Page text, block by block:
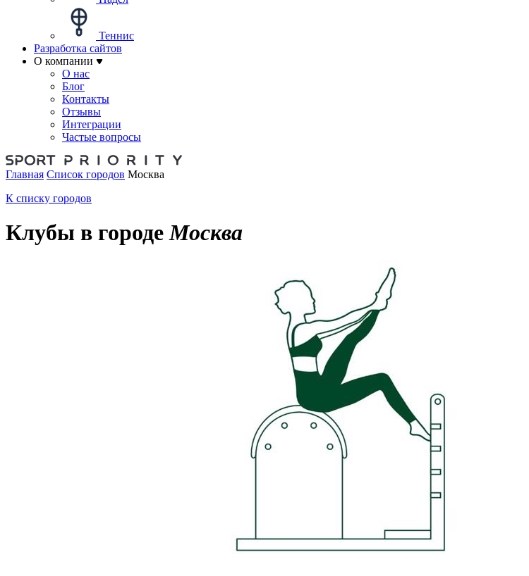
Теннис
Разработка сайтов
О компании
О нас
Блог
Контакты
Отзывы
Интеграции
Частые вопросы
Главная Список городов Москва
К списку городов
Клубы в городе Москва